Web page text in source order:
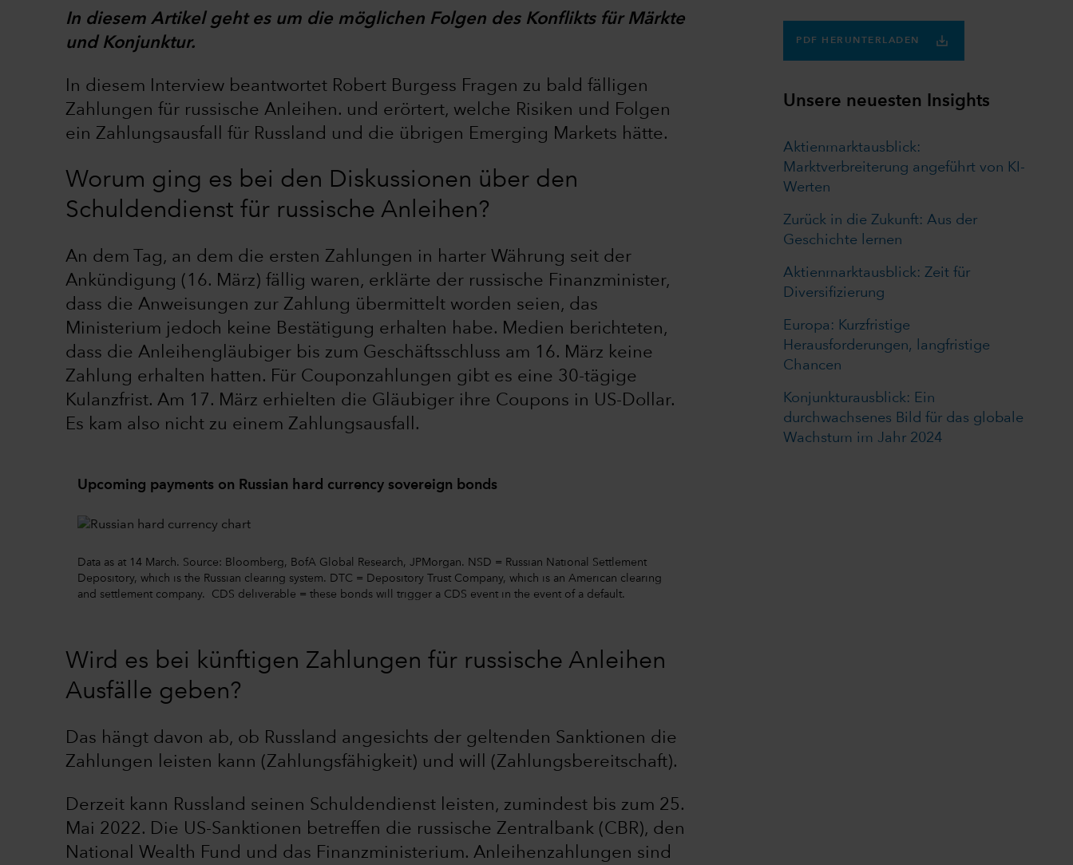
In diesem Artikel geht es um die möglichen Folgen des Konflikts für Märkte
und Konjunktur.
In diesem Interview beantwortet Robert Burgess Fragen zu bald fälligen
Zahlungen für russische Anleihen. und erörtert, welche Risiken und Folgen
ein Zahlungsausfall für Russland und die übrigen Emerging Markets hätte.
Worum ging es bei den Diskussionen über den
Schuldendienst für russische Anleihen?
An dem Tag, an dem die ersten Zahlungen in harter Währung seit der
Ankündigung (16. März) fällig waren, erklärte der russische Finanzminister,
dass die Anweisungen zur Zahlung übermittelt worden seien, das
Ministerium jedoch keine Bestätigung erhalten habe. Medien berichteten,
dass die Anleihengläubiger bis zum Geschäftsschluss am 16. März keine
Zahlung erhalten hatten. Für Couponzahlungen gibt es eine 30-tägige
Kulanzfrist. Am 17. März erhielten die Gläubiger ihre Coupons in US-Dollar.
Es kam also nicht zu einem Zahlungsausfall.
Upcoming payments on Russian hard currency sovereign bonds
Data as at 14 March. Source: Bloomberg, BofA Global Research, JPMorgan. NSD = Russian National Settlement
Depository, which is the Russian clearing system. DTC = Depository Trust Company, which is an American clearing
and settlement company. CDS deliverable = these bonds will trigger a CDS event in the event of a default.
Wird es bei künftigen Zahlungen für russische Anleihen
Ausfälle geben?
Das hängt davon ab, ob Russland angesichts der geltenden Sanktionen die
Zahlungen leisten kann (Zahlungsfähigkeit) und will (Zahlungsbereitschaft).
Derzeit kann Russland seinen Schuldendienst leisten, zumindest bis zum 25.
Mai 2022. Die US-Sanktionen betreffen die russische Zentralbank (CBR), den
National Wealth Fund und das Finanzministerium. Anleihenzahlungen sind
PDF HERUNTERLADEN
Unsere neuesten Insights
Aktienmarktausblick:
Marktverbreiterung angeführt von KI-
Werten
Zurück in die Zukunft: Aus der
Geschichte lernen
Aktienmarktausblick: Zeit für
Diversifizierung
Europa: Kurzfristige
Herausforderungen, langfristige
Chancen
Konjunkturausblick: Ein
durchwachsenes Bild für das globale
Wachstum im Jahr 2024